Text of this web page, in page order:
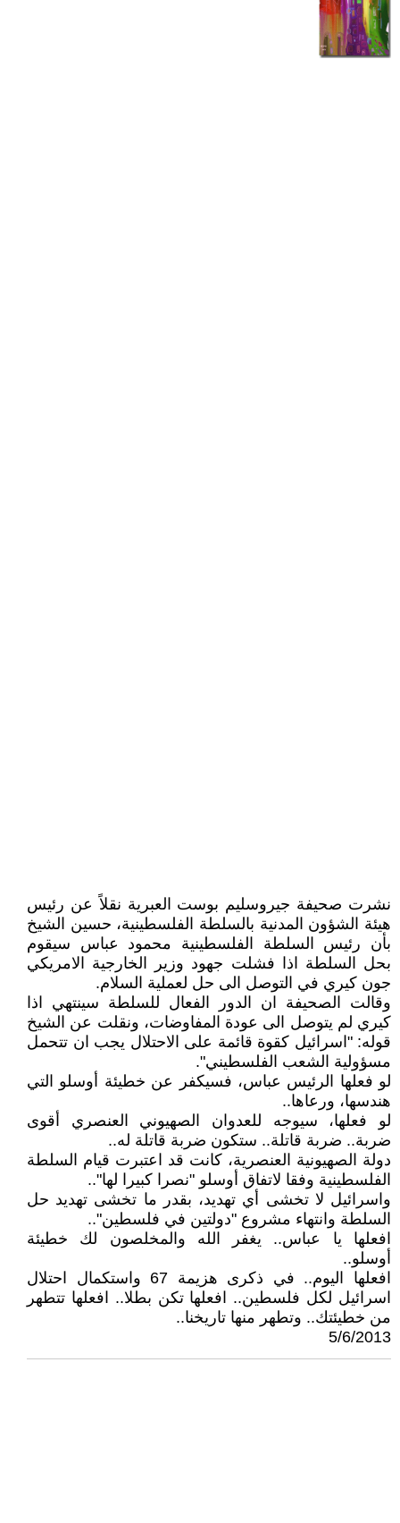
نشرت صحيفة جيروسليم بوست العبرية نقلاً عن رئيس
هيئة الشؤون المدنية بالسلطة الفلسطينية، حسين الشيخ
بأن رئيس السلطة الفلسطينية محمود عباس سيقوم
بحل السلطة اذا فشلت جهود وزير الخارجية الامريكي
جون كيري في التوصل الى حل لعملية السلام.
وقالت الصحيفة ان الدور الفعال للسلطة سينتهي اذا
كيري لم يتوصل الى عودة المفاوضات، ونقلت عن الشيخ
قوله: "اسرائيل كقوة قائمة على الاحتلال يجب ان تتحمل
مسؤولية الشعب الفلسطيني".
لو فعلها الرئيس عباس، فسيكفر عن خطيئة أوسلو التي
هندسها، ورعاها..
لو فعلها، سيوجه للعدوان الصهيوني العنصري أقوى
ضربة.. ضربة قاتلة.. ستكون ضربة قاتلة له..
دولة الصهيونية العنصرية، كانت قد اعتبرت قيام السلطة
الفلسطينية وفقا لاتفاق أوسلو "نصرا كبيرا لها"..
واسرائيل لا تخشى أي تهديد، بقدر ما تخشى تهديد حل
السلطة وانتهاء مشروع "دولتين في فلسطين"..
افعلها يا عباس.. يغفر الله والمخلصون لك خطيئة
أوسلو..
افعلها اليوم.. في ذكرى هزيمة 67 واستكمال احتلال
اسرائيل لكل فلسطين.. افعلها تكن بطلا.. افعلها تتطهر
من خطيئتك.. وتطهر منها تاريخنا..
5/6/2013